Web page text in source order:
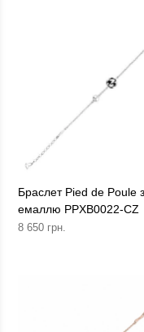
Браслет Pied de Poule з
емаллю PPXB0022-CZ
8 650 грн.